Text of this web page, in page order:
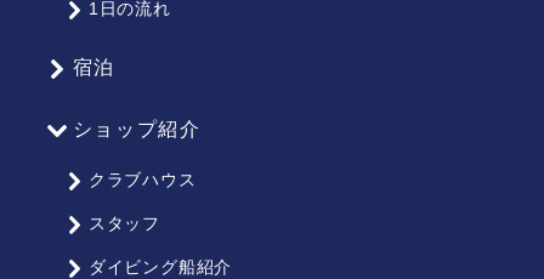
1日の流れ
宿泊
ショップ紹介
クラブハウス
スタッフ
ダイビング船紹介